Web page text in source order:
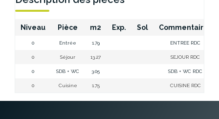
Niveau Pièce m2 Exp. Sol Commentaires
0 Entrée 1.79 ENTREE RDC
0 Séjour 13.27 SEJOUR RDC
0 SDB + WC 3.05 SDB + WC RDC
0 Cuisine 1.75 CUISINE RDC